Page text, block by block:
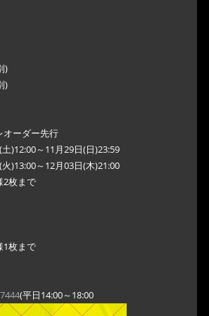
)
)
オーダー先行
)12:00～11月29日(日)23:59
)13:00～12月03日(木)21:00
2枚まで
1枚まで
(平日14:00～18:00